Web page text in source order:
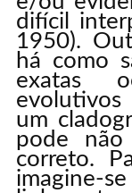
difícil
1950).
há como
exatas
um
pode não
correto.
imagine-